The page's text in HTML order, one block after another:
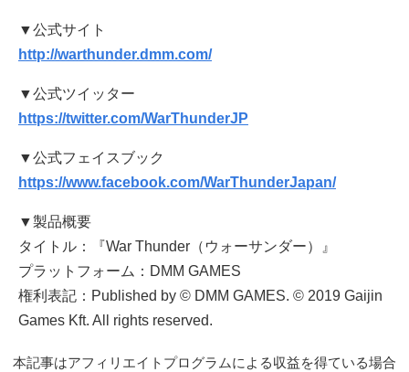
▼公式サイト
http://warthunder.dmm.com/
▼公式ツイッター
https://twitter.com/WarThunderJP
▼公式フェイスブック
https://www.facebook.com/WarThunderJapan/
▼製品概要
タイトル：『War Thunder（ウォーサンダー）』
プラットフォーム：DMM GAMES
権利表記：Published by © DMM GAMES. © 2019 Gaijin
Games Kft. All rights reserved.
本記事はアフィリエイトプログラムによる収益を得ている場合